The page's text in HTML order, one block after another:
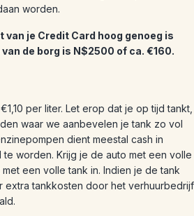
worden.
van je Credit Card hoog genoeg is
de borg is N$2500 of ca. €160.
per liter. Let erop dat je op tijd tankt,
waar we aanbevelen je tank zo vol
dient meestal cash in
te worden. Krijg je de auto met een volle
een volle tank in. Indien je de tank
extra tankkosten door het verhuurbedrijf